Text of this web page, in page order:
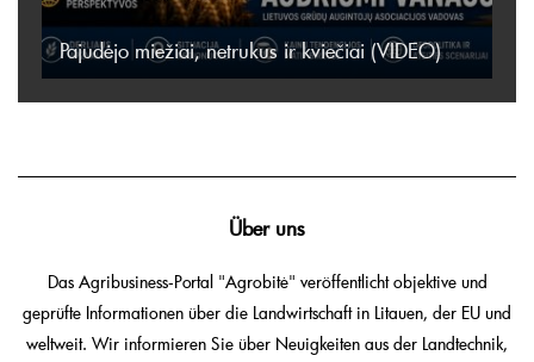
Pajudėjo miežiai, netrukus ir kviečiai (VIDEO)
Über uns
Das Agribusiness-Portal "Agrobitė" veröffentlicht objektive und
geprüfte Informationen über die Landwirtschaft in Litauen, der EU und
weltweit. Wir informieren Sie über Neuigkeiten aus der Landtechnik,